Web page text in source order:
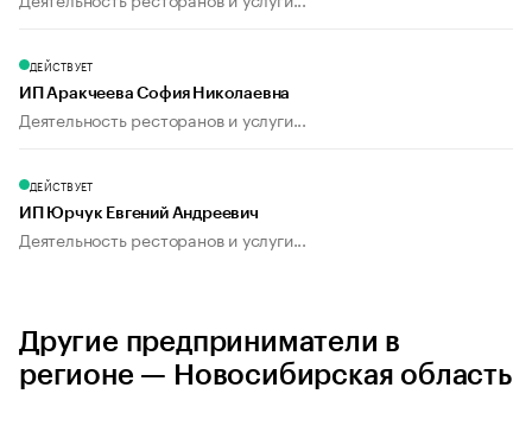
ДЕЙСТВУЕТ
ИП Аракчеева София Николаевна
Деятельность ресторанов и услуги...
ДЕЙСТВУЕТ
ИП Юрчук Евгений Андреевич
Деятельность ресторанов и услуги...
Другие предприниматели в
регионе — Новосибирская область